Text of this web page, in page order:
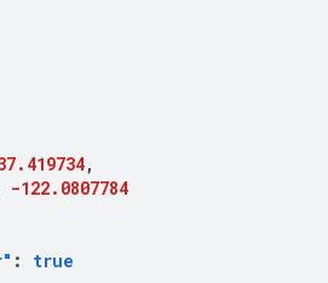
,
-122.0807784
:
true